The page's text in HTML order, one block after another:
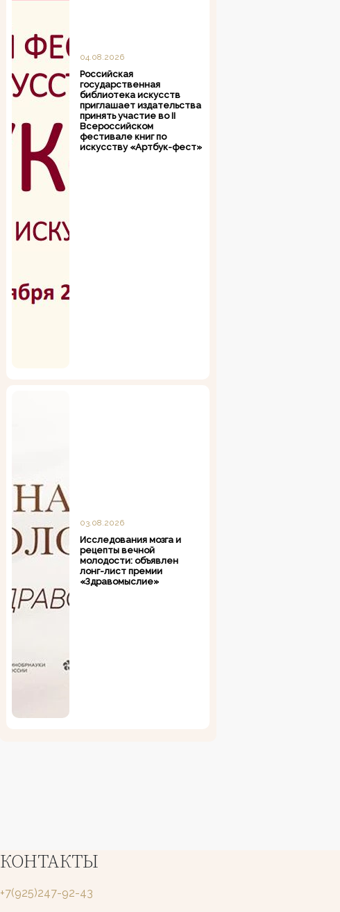
04.08.2026
Российская
государственная
библиотека искусств
приглашает издательства
принять участие во II
Всероссийском
фестивале книг по
искусству «Артбук-фест»
03.08.2026
Исследования мозга и
рецепты вечной
молодости: объявлен
лонг-лист премии
«Здравомыслие»
КОНТАКТЫ
+7(925)247-92-43